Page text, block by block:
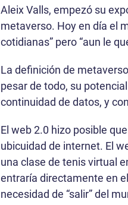
Aleix Valls, empezó su
metaverso. Hoy en día el
cotidianas” pero “aun le
La definición de
pesar de todo, su
continuidad de datos, y
El web 2.0 hizo posible
ubicuidad de internet. El
una clase de tenis virtual
entraría directamente en
necesidad de “salir” del